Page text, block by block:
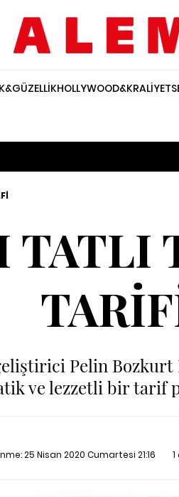
HOLLYWOOD&KRALİYET
TATLI
Pelin Bozkurt
ve lezzetli bir tarif
25 Nisan 2020 Cumartesi 21:16